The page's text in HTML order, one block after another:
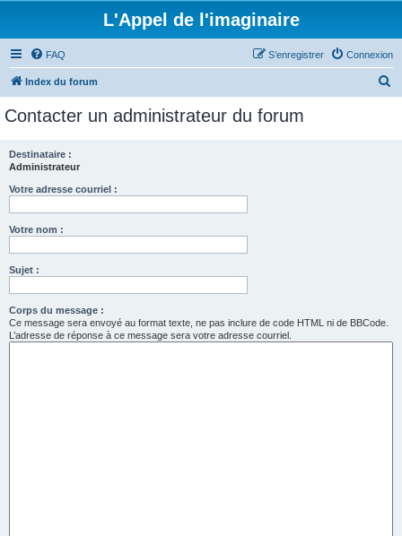
L'Appel de l'imaginaire
FAQ Connexion
S’enregistrer
Index du forum
Contacter un administrateur du forum
Destinataire :
Administrateur
Votre adresse courriel :
Votre nom :
Sujet :
Corps du message :
Ce message sera envoyé au format texte, ne pas inclure de code HTML ni de BBCode.
L’adresse de réponse à ce message sera votre adresse courriel.